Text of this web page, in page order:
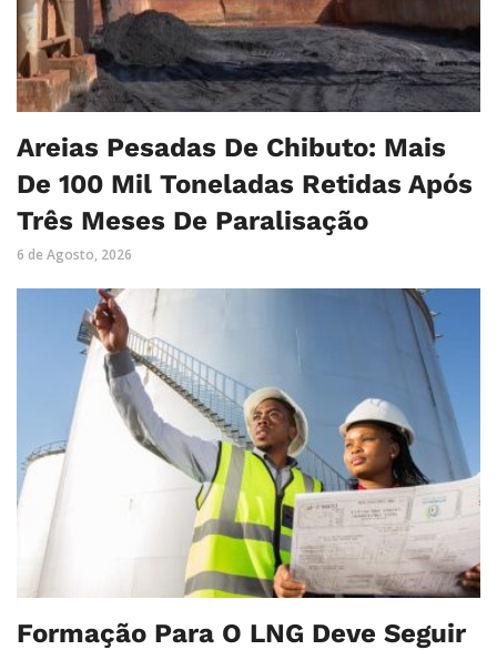
Areias Pesadas De Chibuto: Mais
De 100 Mil Toneladas Retidas Após
Três Meses De Paralisação
6 de Agosto, 2026
Formação Para O LNG Deve Seguir